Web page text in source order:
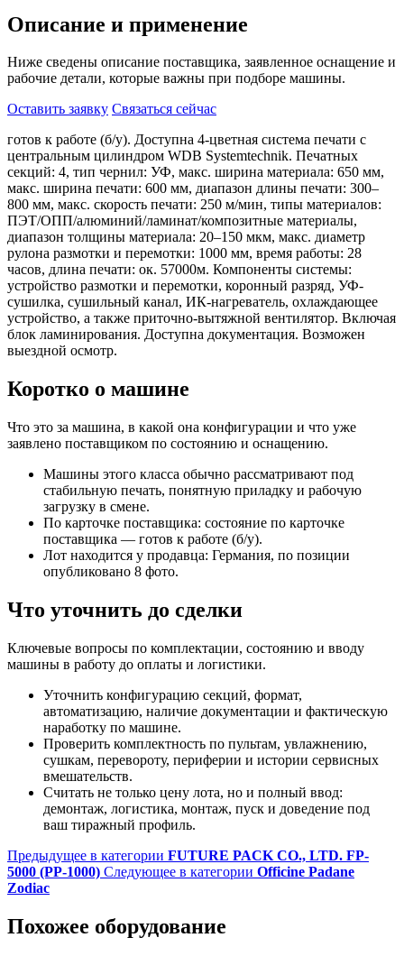
Описание и применение
Ниже сведены описание поставщика, заявленное оснащение и
рабочие детали, которые важны при подборе машины.
Оставить заявку Связаться сейчас
готов к работе (б/у). Доступна 4-цветная система печати с
центральным цилиндром WDB Systemtechnik. Печатных
секций: 4, тип чернил: УФ, макс. ширина материала: 650 мм,
макс. ширина печати: 600 мм, диапазон длины печати: 300–
800 мм, макс. скорость печати: 250 м/мин, типы материалов:
ПЭТ/ОПП/алюминий/ламинат/композитные материалы,
диапазон толщины материала: 20–150 мкм, макс. диаметр
рулона размотки и перемотки: 1000 мм, время работы: 28
часов, длина печати: ок. 57000м. Компоненты системы:
устройство размотки и перемотки, коронный разряд, УФ-
сушилка, сушильный канал, ИК-нагреватель, охлаждающее
устройство, а также приточно-вытяжной вентилятор. Включая
блок ламинирования. Доступна документация. Возможен
выездной осмотр.
Коротко о машине
Что это за машина, в какой она конфигурации и что уже
заявлено поставщиком по состоянию и оснащению.
Машины этого класса обычно рассматривают под
стабильную печать, понятную приладку и рабочую
загрузку в смене.
По карточке поставщика: состояние по карточке
поставщика — готов к работе (б/у).
Лот находится у продавца: Германия, по позиции
опубликовано 8 фото.
Что уточнить до сделки
Ключевые вопросы по комплектации, состоянию и вводу
машины в работу до оплаты и логистики.
Уточнить конфигурацию секций, формат,
автоматизацию, наличие документации и фактическую
наработку по машине.
Проверить комплектность по пультам, увлажнению,
сушкам, перевороту, периферии и истории сервисных
вмешательств.
Считать не только цену лота, но и полный ввод:
демонтаж, логистика, монтаж, пуск и доведение под
ваш тиражный профиль.
Предыдущее в категории FUTURE PACK CO., LTD. FP-
5000 (PP-1000) Следующее в категории Officine Padane
Zodiac
Похожее оборудование